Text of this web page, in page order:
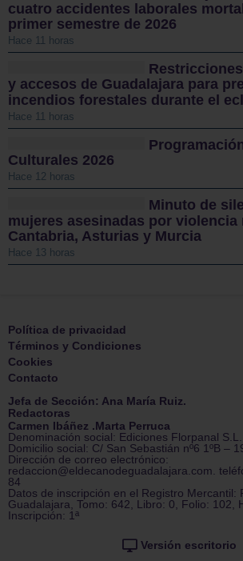
cuatro accidentes laborales
primer semestre de 2026
Hace 11 horas
y accesos de Guadalajara para
incendios forestales durante el
Hace 11 horas
Culturales 2026
Hace 12 horas
Minuto de
mujeres asesinadas por violencia
Cantabria, Asturias y Murcia
Hace 13 horas
Política de privacidad
Términos y Condiciones
Cookies
Contacto
Jefa de Sección: Ana María Ruiz.
Redactoras
Carmen Ibáñez .Marta Perruca
Denominación social: Ediciones Florpanal S.L.
Domicilio social: C/ San Sebastián nº6 1ºB –
Dirección de correo electrónico:
redaccion@eldecanodeguadalajara.com.
84
Datos de inscripción en el Registro Mercantil:
Guadalajara, Tomo: 642, Libro: 0, Folio: 102,
Inscripción: 1ª
Versión escritorio